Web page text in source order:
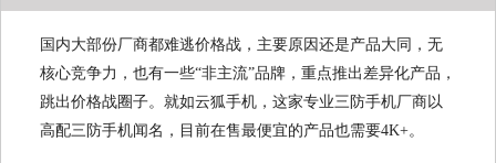
国内大部份厂商都难逃价格战，主要原因还是产品大同，无
核心竞争力，也有一些“非主流”品牌，重点推出差异化产品，
跳出价格战圈子。就如云狐手机，这家专业三防手机厂商以
高配三防手机闻名，目前在售最便宜的产品也需要4K+。